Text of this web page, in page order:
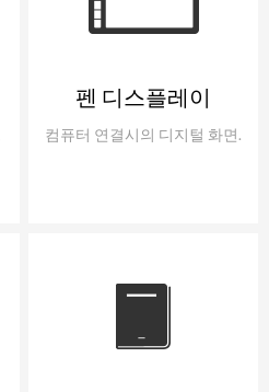
펜 디스플레이
컴퓨터 연결시의 디지털 화면.